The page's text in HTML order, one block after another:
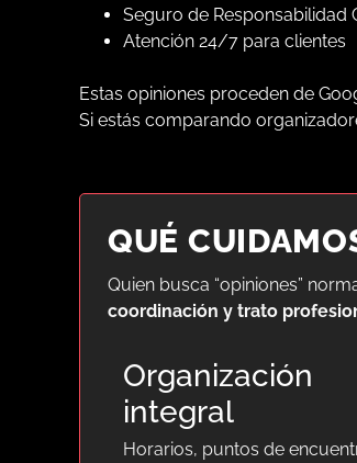
Seguro de Responsabilidad
Atención 24/7 para clientes
Estas opiniones proceden de
Si estás comparando
QUÉ
Quien busca “opiniones”
coordinación y trato
Organización
integral
Horarios, puntos de